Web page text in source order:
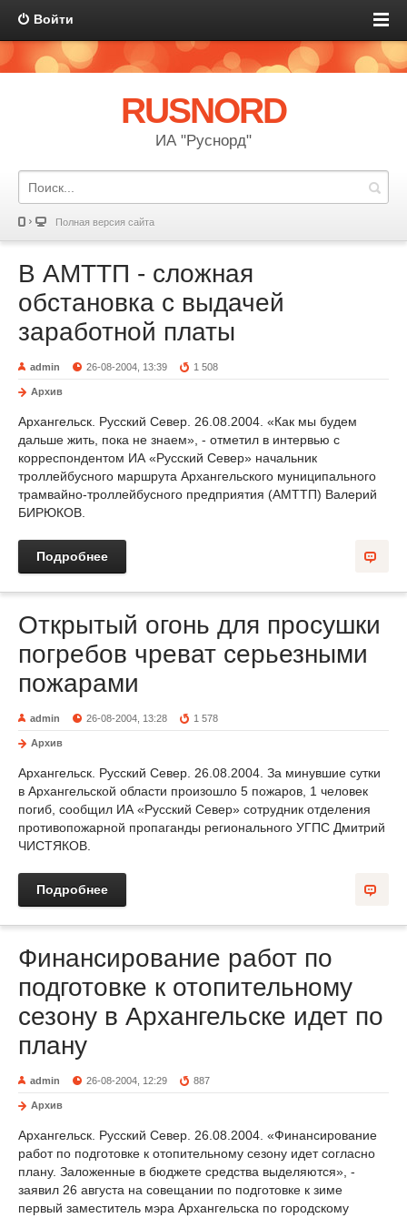
Войти
RUSNORD
ИА "Руснорд"
Полная версия сайта
В АМТТП - сложная
обстановка с выдачей
заработной платы
admin 26-08-2004, 13:39 1 508
Архив
Архангельск. Русский Север. 26.08.2004. «Как мы будем
дальше жить, пока не знаем», - отметил в интервью с
корреспондентом ИА «Русский Север» начальник
троллейбусного маршрута Архангельского муниципального
трамвайно-троллейбусного предприятия (АМТТП) Валерий
БИРЮКОВ.
Подробнее
Открытый огонь для просушки
погребов чреват серьезными
пожарами
admin 26-08-2004, 13:28 1 578
Архив
Архангельск. Русский Север. 26.08.2004. За минувшие сутки
в Архангельской области произошло 5 пожаров, 1 человек
погиб, сообщил ИА «Русский Север» сотрудник отделения
противопожарной пропаганды регионального УГПС Дмитрий
ЧИСТЯКОВ.
Подробнее
Финансирование работ по
подготовке к отопительному
сезону в Архангельске идет по
плану
admin 26-08-2004, 12:29 887
Архив
Архангельск. Русский Север. 26.08.2004. «Финансирование
работ по подготовке к отопительному сезону идет согласно
плану. Заложенные в бюджете средства выделяются», -
заявил 26 августа на совещании по подготовке к зиме
первый заместитель мэра Архангельска по городскому